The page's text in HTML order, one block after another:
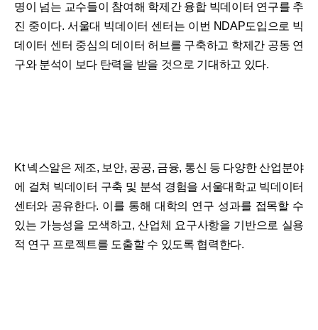
명이 넘는 교수들이 참여해 학제간 융합 빅데이터 연구를 추
진 중이다. 서울대 빅데이터 센터는 이번 NDAP도입으로 빅
데이터 센터 중심의 데이터 허브를 구축하고 학제간 공동 연
구와 분석이 보다 탄력을 받을 것으로 기대하고 있다.
Kt 넥스알은 제조, 보안, 공공, 금융, 통신 등 다양한 산업분야
에 걸쳐 빅데이터 구축 및 분석 경험을 서울대학교 빅데이터
센터와 공유한다. 이를 통해 대학의 연구 성과를 접목할 수
있는 가능성을 모색하고, 산업체 요구사항을 기반으로 실용
적 연구 프로젝트를 도출할 수 있도록 협력한다.